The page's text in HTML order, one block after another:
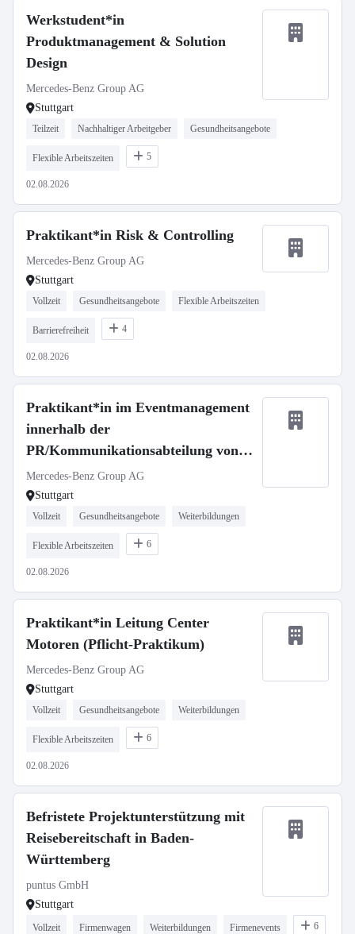
Werkstudent*in
Produktmanagement & Solution
Design
Mercedes-Benz Group AG
Stuttgart
Teilzeit Nachhaltiger Arbeitgeber Gesundheitsangebote
Flexible Arbeitszeiten 5
02.08.2026
Praktikant*in Risk & Controlling
Mercedes-Benz Group AG
Stuttgart
Vollzeit Gesundheitsangebote Flexible Arbeitszeiten
Barrierefreiheit 4
02.08.2026
Praktikant*in im Eventmanagement
innerhalb der
PR/Kommunikationsabteilung von
Mercedes-Benz Vans (Pflicht-
Praktikum)
Mercedes-Benz Group AG
Stuttgart
Vollzeit Gesundheitsangebote Weiterbildungen
Flexible Arbeitszeiten 6
02.08.2026
Praktikant*in Leitung Center
Motoren (Pflicht-Praktikum)
Mercedes-Benz Group AG
Stuttgart
Vollzeit Gesundheitsangebote Weiterbildungen
Flexible Arbeitszeiten 6
02.08.2026
Befristete Projektunterstützung mit
Reisebereitschaft in Baden-
Württemberg
puntus GmbH
Stuttgart
Vollzeit Firmenwagen Weiterbildungen Firmenevents 6